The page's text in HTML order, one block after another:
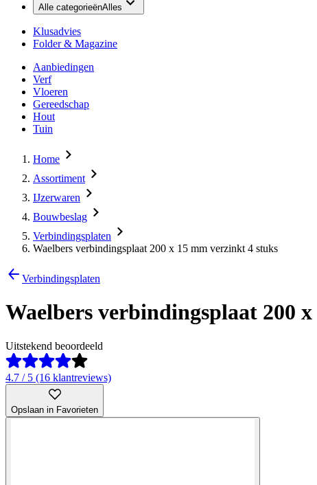
Alle categorieënAlles
Klusadvies
Folder & Magazine
Aanbiedingen
Verf
Vloeren
Gereedschap
Hout
Tuin
Home
Assortiment
IJzerwaren
Bouwbeslag
Verbindingsplaten
Waelbers verbindingsplaat 200 x 15 mm verzinkt 4 stuks
Verbindingsplaten
Waelbers verbindingsplaat 200
Uitstekend beoordeeld
4.7 / 5 (16 klantreviews)
Opslaan in Favorieten